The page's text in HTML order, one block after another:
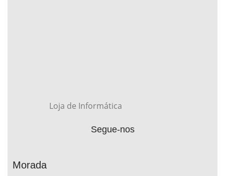
Loja de Informática
Segue-nos
Morada